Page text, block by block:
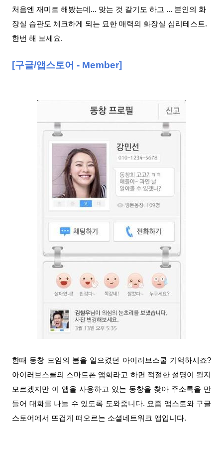
처음엔 재미로 해봤는데 ... 맞는 것 같기도 하고 ... 본인의 화
장실 습관도 체크하게 되는 묘한 매력의 화장실 심리테스트.
한번 해 보세요.
[구글/앱스토어 - Member]
한때 동창 모임의 붐을 일으켰던 아이러브스쿨 기억하시죠?
아이러브스쿨의 스마트폰 앱화라고 하면 적절한 설명이 될지
모르겠지만 이 앱을 사용하고 있는 동창을 찾아 주소록을 만
들어 대화를 나눌 수 있도록 도와줍니다. 요즘 앱스토와 구글
스토어에서 뜨겁게 떠오르는 소셜네트워크 앱입니다.